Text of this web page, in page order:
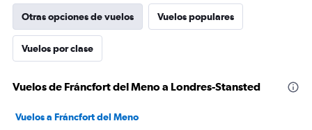
Otras opciones de vuelos Vuelos populares
Vuelos por clase
Vuelos de Fráncfort del Meno a Londres-Stansted
Vuelos a Fráncfort del Meno